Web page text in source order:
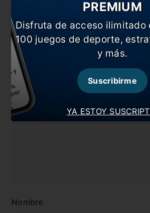
#Jorge Carrascal
#River
Comentarios
Dejá tu opinión acá!
Nombre
YA ESTOY
PREMIUM
Disfruta de acceso ilimitado
100 juegos de deporte,
y más.
Suscribirme